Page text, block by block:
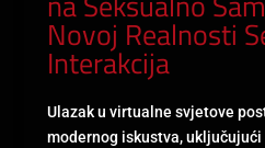
Novoj Realnosti
Interakcija
Ulazak u virtualne svjetove
modernog iskustva,